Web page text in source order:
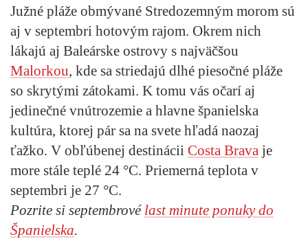
Južné pláže obmývané Stredozemným morom sú
aj v septembri hotovým rajom. Okrem nich
lákajú aj Baleárske ostrovy s najväčšou
Malorkou, kde sa striedajú dlhé piesočné pláže
so skrytými zátokami. K tomu vás očarí aj
jedinečné vnútrozemie a hlavne španielska
kultúra, ktorej pár sa na svete hľadá naozaj
ťažko. V obľúbenej destinácii Costa Brava je
more stále teplé 24 °C. Priemerná teplota v
septembri je 27 °C.
Pozrite si septembrové last minute ponuky do
Španielska.